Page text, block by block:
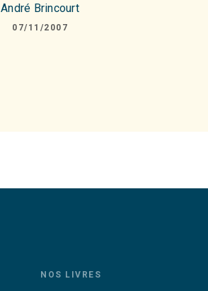
André Brincourt
07/11/2007
NOS LIVRES